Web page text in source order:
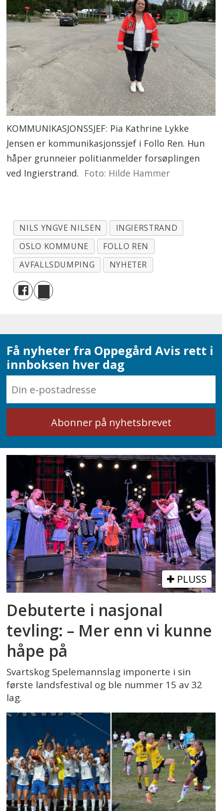
KOMMUNIKASJONSSJEF: Pia Kathrine Lykke
Jensen er kommunikasjonssjef i Follo Ren. Hun
håper grunneier politianmelder forsøplingen
ved Ingierstrand. Foto: Hilde Hammer
NILS YNGVE NILSEN
INGIERSTRAND
OSLO KOMMUNE
FOLLO REN
AVFALLSDUMPING
NYHETER
Få nyheter fra Oppegård Avis rett i
innboksen hver dag
PLUSS
Debuterte i nasjonal
tevling: – Mer enn vi kunne
håpe på
Svartskog Spelemannslag imponerte i sin
første landsfestival og ble nummer 15 av 32
lag.